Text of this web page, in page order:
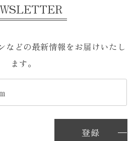
などの最新情報をお届けいたし
ます。
登録